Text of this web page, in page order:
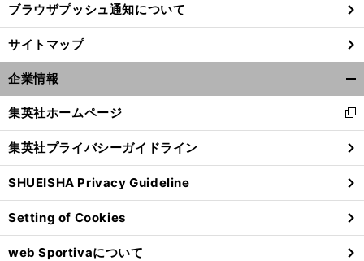
ブラウザプッシュ通知について
サイトマップ
企業情報
閉
る
集英社ホームページ
新
し
い
ウ
ィ
ン
ド
ウ
で
集英社プライバシーガイドライン
SHUEISHA Privacy Guideline
Setting of Cookies
web Sportivaについて